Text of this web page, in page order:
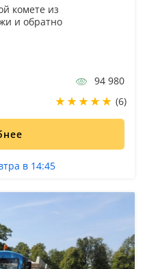
комете из
и обратно
94 980
(6)
в 14:45